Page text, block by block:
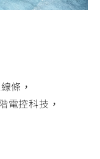
條，
電控科技，